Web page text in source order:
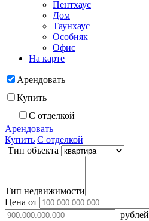
Пентхаус
Дом
Таунхаус
Особняк
Офис
На карте
Арендовать
Купить
С отделкой
Арендовать
Купить С отделкой
Тип объекта
Тип недвижимости
Цена от
рублей